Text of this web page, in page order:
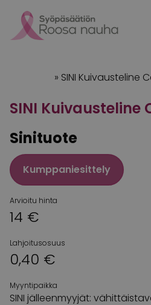
» SINI Kuivausteline
SINI Kuivausteline
Sinituote
Kumppaniesittely
Arvioitu hinta
14 €
Lahjoitusosuus
0,40 €
Myyntipaikka
SINI jälleenmyyjät: